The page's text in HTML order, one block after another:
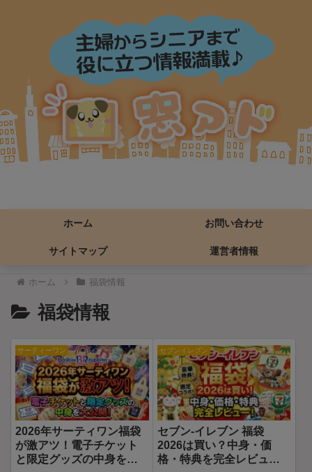
ホーム お問い合わせ
サイトマップ 運営者情報
ホーム 福袋情報
福袋情報
サーティーワン
2026年サーティワン福袋
が激アツ！電子チケット
と限定グッズの中身を大
セブンイレブン
セブン‐イレブン 福袋
2026は買い？中身・価
格・特典を完全レビュ